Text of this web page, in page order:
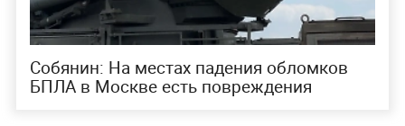
Собянин: На местах падения обломков
БПЛА в Москве есть повреждения